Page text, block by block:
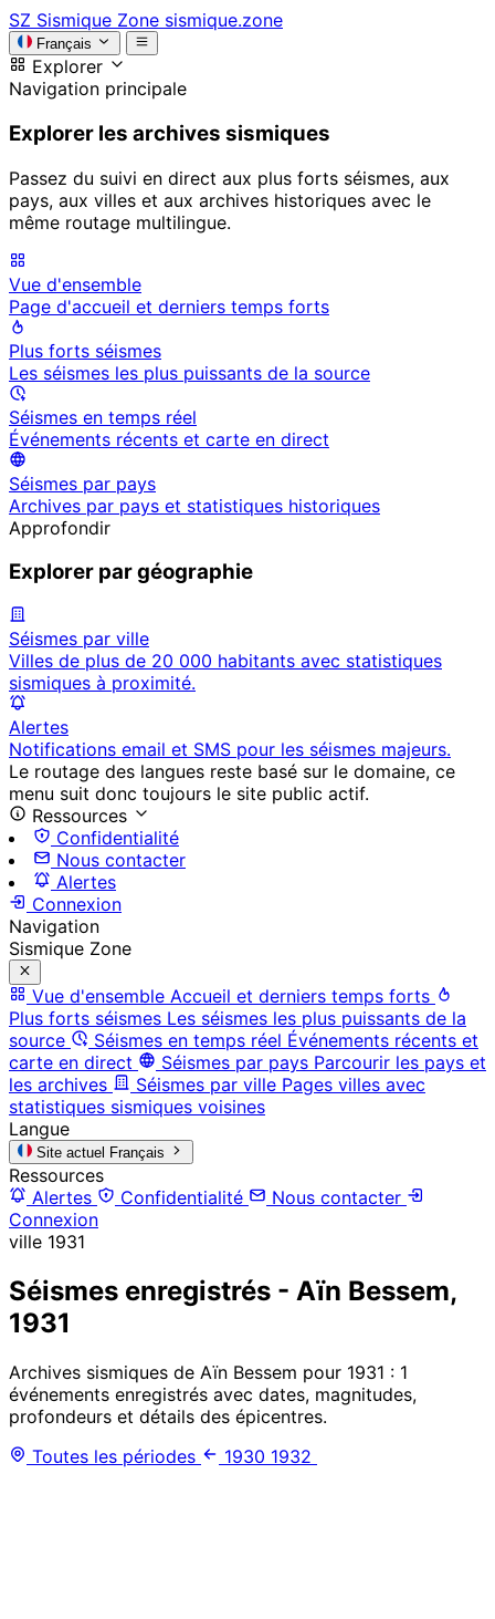
SZ Sismique Zone sismique.zone
Français
Explorer
Navigation principale
Explorer les archives sismiques
Passez du suivi en direct aux plus forts séismes, aux
pays, aux villes et aux archives historiques avec le
même routage multilingue.
Vue d'ensemble
Page d'accueil et derniers temps forts
Plus forts séismes
Les séismes les plus puissants de la source
Séismes en temps réel
Événements récents et carte en direct
Séismes par pays
Archives par pays et statistiques historiques
Approfondir
Explorer par géographie
Séismes par ville
Villes de plus de 20 000 habitants avec statistiques
sismiques à proximité.
Alertes
Notifications email et SMS pour les séismes majeurs.
Le routage des langues reste basé sur le domaine, ce
menu suit donc toujours le site public actif.
Ressources
Confidentialité
Nous contacter
Alertes
Connexion
Navigation
Sismique Zone
Vue d'ensemble Accueil et derniers temps forts
Plus forts séismes Les séismes les plus puissants de la
source
Séismes en temps réel Événements récents et
carte en direct
Séismes par pays Parcourir les pays et
les archives
Séismes par ville Pages villes avec
statistiques sismiques voisines
Langue
Site actuel Français
Ressources
Alertes
Confidentialité
Nous contacter
Connexion
ville 1931
Séismes enregistrés - Aïn Bessem,
1931
Archives sismiques de Aïn Bessem pour 1931 : 1
événements enregistrés avec dates, magnitudes,
profondeurs et détails des épicentres.
Toutes les périodes
1930 1932